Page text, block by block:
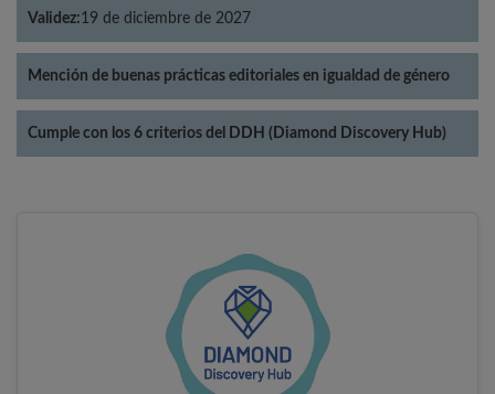
Validez:19 de diciembre de 2027
Mención de buenas prácticas editoriales en igualdad de género
Cumple con los 6 criterios del DDH (Diamond Discovery Hub)